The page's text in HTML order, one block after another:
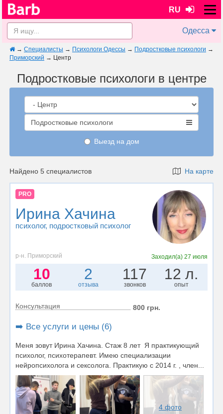
RU
Одесса
→ Специалисты → Психологи Одессы → Подростковые психологи →
Приморский → Центр
Подростковые психологи в центре
Подростковые психологи
Выезд на дом
Найдено 5 специалистов На карте
PRO
Ирина Хачина
психолог, подростковый психолог
р-н. Приморский Заходил(а) 27 июля
10
баллов
2
отзыва
117
звонков
12 л.
опыт
Консультация 800 грн.
➡️ Все услуги и цены (6)
Меня зовут Ирина Хачина. Стаж 8 лет Я практикующий
психолог, психотерапевт. Имею специализации
нейропсихолога и сексолога. Практикую с 2014 г. , член...
4 фото